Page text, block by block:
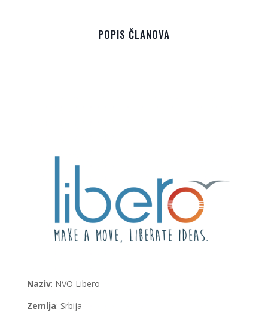
POPIS ČLANOVA
Naziv: NVO Libero
Zemlja: Srbija